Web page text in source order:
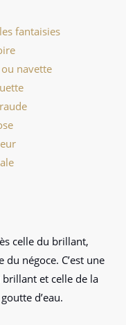
fantaisies
navette
celle du brillant,
négoce. C’est une
et celle de la
d’eau.